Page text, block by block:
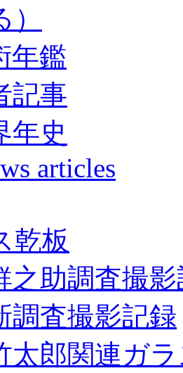
年鑑
記事
年史
articles
乾板
之助調査撮
調査撮影記録
太郎関連ガ